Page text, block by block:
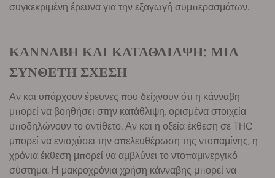
συγκεκριμένη έρευνα για την εξαγωγή συμπερασμάτων.
ΚΑΝΝΑΒΗ ΚΑΙ ΚΑΤΑΘΛΙΛΨΗ: ΜΙΑ
ΣΥΝΘΕΤΗ ΣΧΕΣΗ
Αν και υπάρχουν έρευνες που δείχνουν ότι η κάνναβη
μπορεί να βοηθήσει στην κατάθλιψη, ορισμένα στοιχεία
υποδηλώνουν το αντίθετο. Αν και η οξεία έκθεση σε THC
μπορεί να ενισχύσει την απελευθέρωση της ντοπαμίνης, η
χρόνια έκθεση μπορεί να αμβλύνει το ντοπαμινεργικό
σύστημα. Η μακροχρόνια χρήση κάνναβης μπορεί να